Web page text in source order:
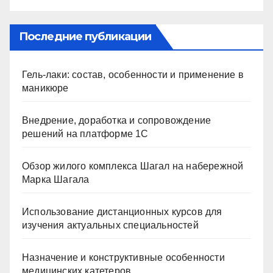
Последние публикации
Гель-лаки: состав, особенности и применение в
маникюре
Внедрение, доработка и сопровождение
решений на платформе 1С
Обзор жилого комплекса Шагал на набережной
Марка Шагала
Использование дистанционных курсов для
изучения актуальных специальностей
Назначение и конструктивные особенности
медицинских катетеров